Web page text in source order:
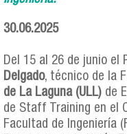
30.06.2025
Del 15 al 26 de junio el
Delgado, técnico de la
de La Laguna (ULL) de
de Staff Training en el
Facultad de Ingeniería